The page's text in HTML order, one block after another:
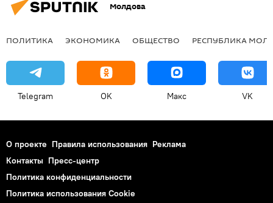
Молдова
ПОЛИТИКА ЭКОНОМИКА ОБЩЕСТВО РЕСПУБЛИКА
Telegram OK Макс VK
О проекте Правила использования Реклама
Контакты Пресс-центр
Политика конфиденциальности
Политика использования Cookie